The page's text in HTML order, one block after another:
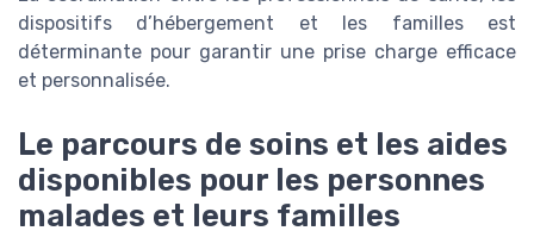
dispositifs d’hébergement et les familles est
déterminante pour garantir une prise charge efficace
et personnalisée.
Le parcours de soins et les aides
disponibles pour les personnes
malades et leurs familles